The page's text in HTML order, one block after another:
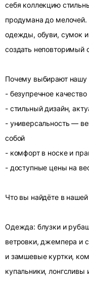
себя коллекцию
продумана до
одежды, обуви, сумок и
создать неповторимый
Почему выбирают нашу
- безупречное
- стильный дизайн,
- универсальность —
собой
- комфорт в носке и
- доступные цены на
Что вы найдёте в
Одежда: блузки и
ветровки, джемпера и
и замшевые куртки,
купальники,